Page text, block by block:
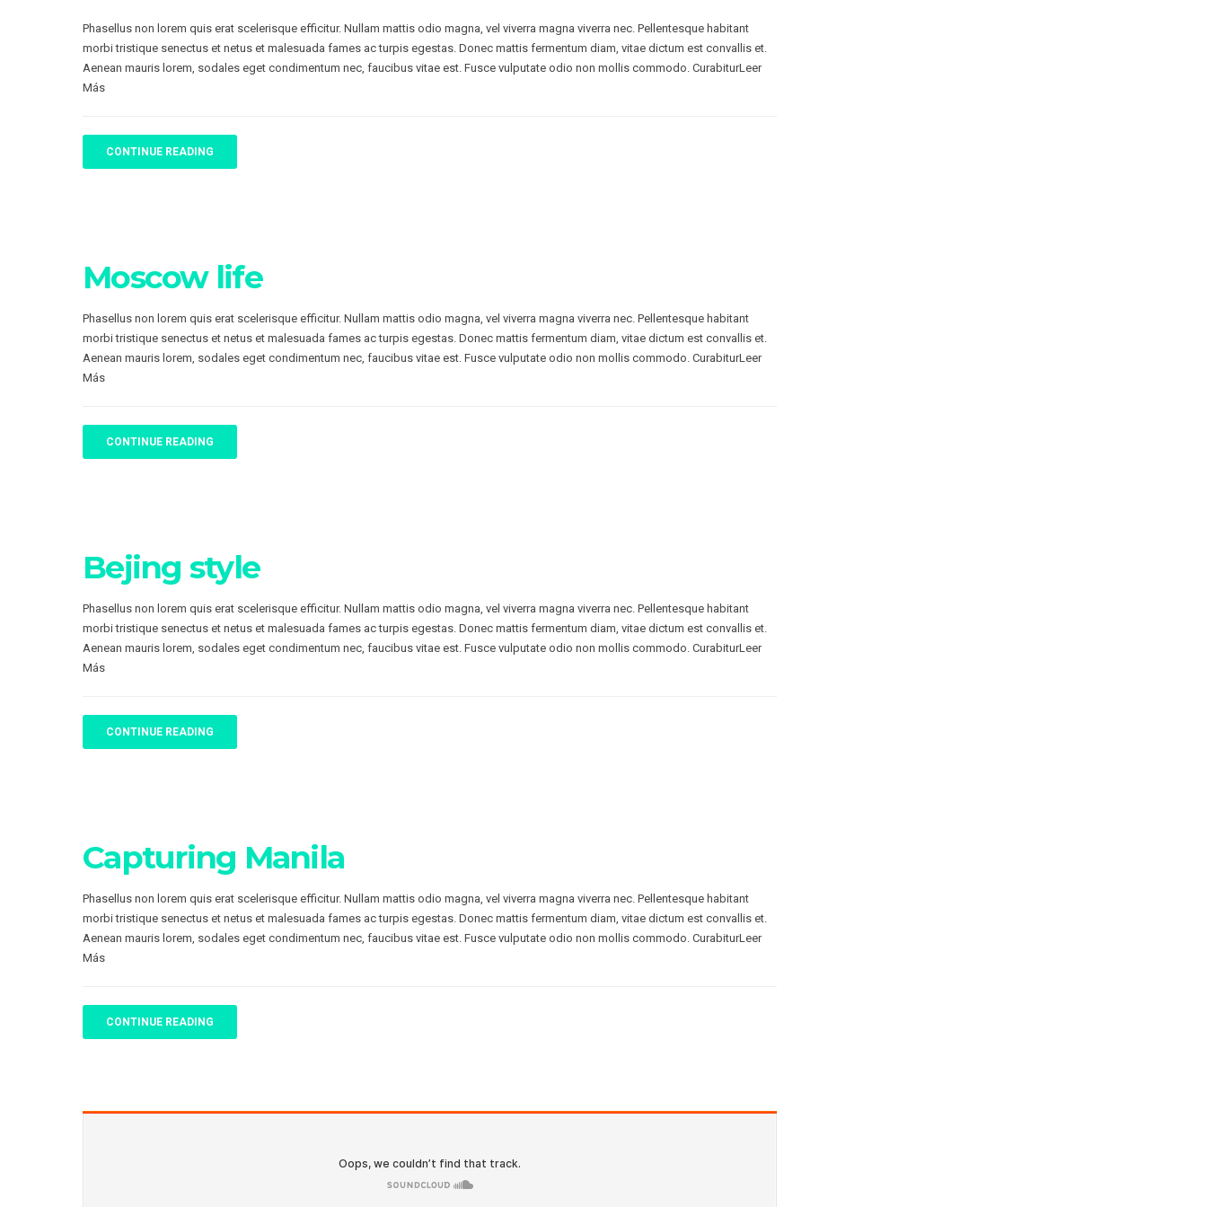
Phasellus non lorem quis erat scelerisque efficitur. Nullam mattis odio magna, vel viverra magna viverra nec. Pellentesque habitant
morbi tristique senectus et netus et malesuada fames ac turpis egestas. Donec mattis fermentum diam, vitae dictum est convallis et.
Aenean mauris lorem, sodales eget condimentum nec, faucibus vitae est. Fusce vulputate odio non mollis commodo. CurabiturLeer
Más
CONTINUE READING
Moscow life
Phasellus non lorem quis erat scelerisque efficitur. Nullam mattis odio magna, vel viverra magna viverra nec. Pellentesque habitant
morbi tristique senectus et netus et malesuada fames ac turpis egestas. Donec mattis fermentum diam, vitae dictum est convallis et.
Aenean mauris lorem, sodales eget condimentum nec, faucibus vitae est. Fusce vulputate odio non mollis commodo. CurabiturLeer
Más
CONTINUE READING
Bejing style
Phasellus non lorem quis erat scelerisque efficitur. Nullam mattis odio magna, vel viverra magna viverra nec. Pellentesque habitant
morbi tristique senectus et netus et malesuada fames ac turpis egestas. Donec mattis fermentum diam, vitae dictum est convallis et.
Aenean mauris lorem, sodales eget condimentum nec, faucibus vitae est. Fusce vulputate odio non mollis commodo. CurabiturLeer
Más
CONTINUE READING
Capturing Manila
Phasellus non lorem quis erat scelerisque efficitur. Nullam mattis odio magna, vel viverra magna viverra nec. Pellentesque habitant
morbi tristique senectus et netus et malesuada fames ac turpis egestas. Donec mattis fermentum diam, vitae dictum est convallis et.
Aenean mauris lorem, sodales eget condimentum nec, faucibus vitae est. Fusce vulputate odio non mollis commodo. CurabiturLeer
Más
CONTINUE READING